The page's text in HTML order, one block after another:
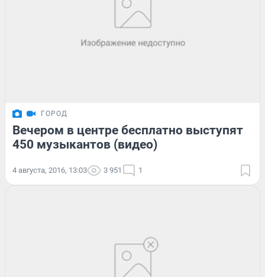
ГОРОД
Вечером в центре бесплатно выступят
450 музыкантов (видео)
4 августа, 2016, 13:03 3 951 1